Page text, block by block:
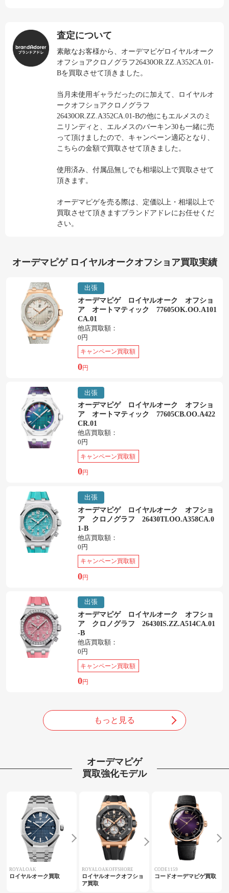
査定について
素敵なお客様から、オーデマピゲロイヤルオーク
オフショアクロノグラフ26430OR.ZZ.A352CA.01-
Bを買取させて頂きました。
当月未使用ギャラだったのに加えて、ロイヤルオ
ークオフショアクロノグラフ
26430OR.ZZ.A352CA.01-Bの他にもエルメスのミ
ニリンディと、エルメスのバーキン30も一緒に売
って頂けましたので、キャンペーン適応となり、
こちらの金額で買取させて頂きました。
使用済み、付属品無しでも相場以上で買取させて
頂きます。
オーデマピゲを売る際は、定価以上・相場以上で
買取させて頂きますブランドアドレにお任せくだ
さい。
オーデマピゲ ロイヤルオークオフショア買取実績
出張
オーデマピゲ ロイヤルオーク オフショ
ア オートマティック 77605OK.OO.A101
CA.01
他店買取額：
0円
キャンペーン買取額
0円
出張
オーデマピゲ ロイヤルオーク オフショ
ア オートマティック 77605CB.OO.A422
CR.01
他店買取額：
0円
キャンペーン買取額
0円
出張
オーデマピゲ ロイヤルオーク オフショ
ア クロノグラフ 26430TI.OO.A358CA.0
1-B
他店買取額：
0円
キャンペーン買取額
0円
出張
オーデマピゲ ロイヤルオーク オフショ
ア クロノグラフ 26430IS.ZZ.A514CA.01
-B
他店買取額：
0円
キャンペーン買取額
0円
もっと見る
オーデマピゲ
買取強化モデル
ROYALOAK
ロイヤルオーク買取
ROYALOAKOFFSHORE
ロイヤルオークオフショ
ア買取
CODE1159
コードオーデマピゲ買取